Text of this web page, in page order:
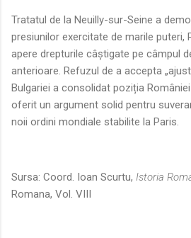
Tratatul de la Neuilly-sur-Seine a
presiunilor exercitate de marile puteri,
apere drepturile câștigate pe câmpul
anterioare. Refuzul de a accepta
Bulgariei a consolidat poziția
oferit un argument solid pentru
noii ordini mondiale stabilite la Paris.
Sursa: Coord. Ioan Scurtu, Istoria
Romana, Vol. VIII